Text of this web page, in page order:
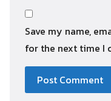
Save my name,
for the next time I